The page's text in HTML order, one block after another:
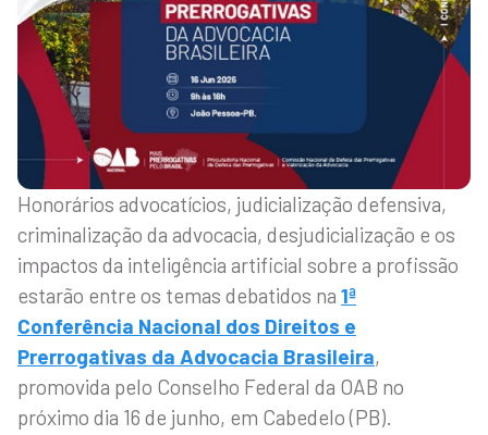
Honorários advocatícios, judicialização defensiva,
criminalização da advocacia, desjudicialização e os
impactos da inteligência artificial sobre a profissão
estarão entre os temas debatidos na 1ª
Conferência Nacional dos Direitos e
Prerrogativas da Advocacia Brasileira,
promovida pelo Conselho Federal da OAB no
próximo dia 16 de junho, em Cabedelo (PB).